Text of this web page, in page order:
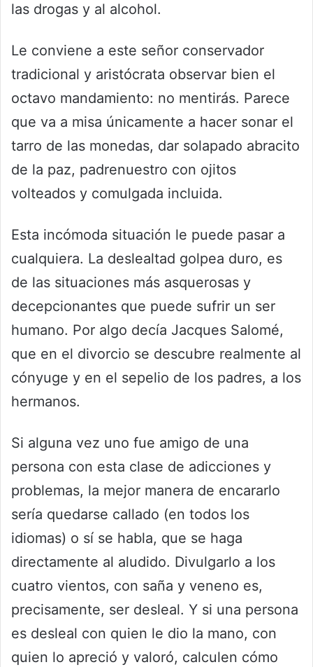
las drogas y al alcohol.
Le conviene a este señor conservador
tradicional y aristócrata observar bien el
octavo mandamiento: no mentirás. Parece
que va a misa únicamente a hacer sonar el
tarro de las monedas, dar solapado abracito
de la paz, padrenuestro con ojitos
volteados y comulgada incluida.
Esta incómoda situación le puede pasar a
cualquiera. La deslealtad golpea duro, es
de las situaciones más asquerosas y
decepcionantes que puede sufrir un ser
humano. Por algo decía Jacques Salomé,
que en el divorcio se descubre realmente al
cónyuge y en el sepelio de los padres, a los
hermanos.
Si alguna vez uno fue amigo de una
persona con esta clase de adicciones y
problemas, la mejor manera de encararlo
sería quedarse callado (en todos los
idiomas) o sí se habla, que se haga
directamente al aludido. Divulgarlo a los
cuatro vientos, con saña y veneno es,
precisamente, ser desleal. Y si una persona
es desleal con quien le dio la mano, con
quien lo apreció y valoró, calculen cómo